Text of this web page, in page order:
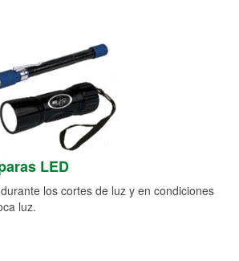
LED
los cortes de luz y en condiciones
luz.